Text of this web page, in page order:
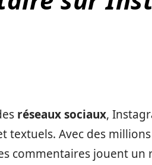
réseaux sociaux,
textuels. Avec des
commentaires jouent un